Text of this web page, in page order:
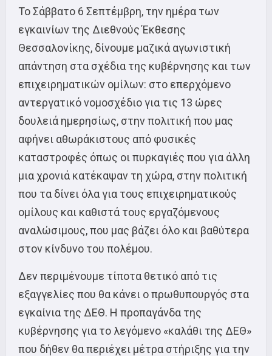
Το Σάββατο 6 Σεπτέμβρη, την ημέρα των
εγκαινίων της Διεθνούς Έκθεσης
Θεσσαλονίκης, δίνουμε μαζικά αγωνιστική
απάντηση στα σχέδια της κυβέρνησης και των
επιχειρηματικών ομίλων: στο επερχόμενο
αντεργατικό νομοσχέδιο για τις 13 ώρες
δουλειά ημερησίως, στην πολιτική που μας
αφήνει αθωράκιστους από φυσικές
καταστροφές όπως οι πυρκαγιές που για άλλη
μια χρονιά κατέκαψαν τη χώρα, στην πολιτική
που τα δίνει όλα για τους επιχειρηματικούς
ομίλους και καθιστά τους εργαζόμενους
αναλώσιμους, που μας βάζει όλο και βαθύτερα
στον κίνδυνο του πολέμου.
Δεν περιμένουμε τίποτα θετικό από τις
εξαγγελίες που θα κάνει ο πρωθυπουργός στα
εγκαίνια της ΔΕΘ. Η προπαγάνδα της
κυβέρνησης για το λεγόμενο «καλάθι της ΔΕΘ»
που δήθεν θα περιέχει μέτρα στήριξης για την